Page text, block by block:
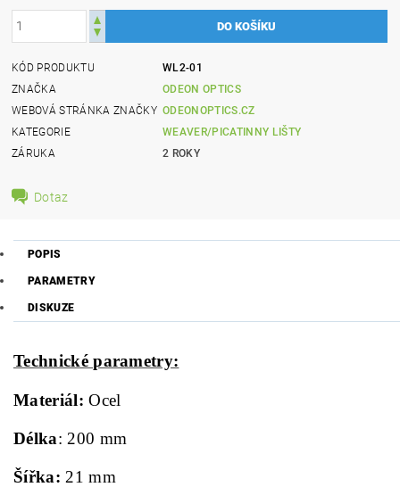
KÓD PRODUKTU
WL2-01
ZNAČKA
ODEON OPTICS
WEBOVÁ STRÁNKA ZNAČKY ODEONOPTICS.CZ
KATEGORIE
WEAVER/PICATINNY LIŠTY
ZÁRUKA
2 ROKY
Dotaz
POPIS
PARAMETRY
DISKUZE
Technické parametry:
Materiál: Ocel
Délka: 200 mm
Šířka: 21 mm